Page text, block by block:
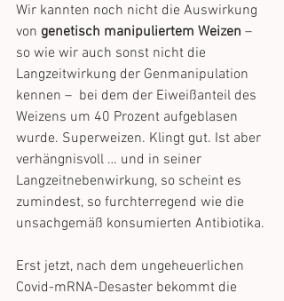
Wir kannten noch nicht die Auswirkung
von genetisch manipuliertem Weizen –
so wie wir auch sonst nicht die
Langzeitwirkung der Genmanipulation
kennen –  bei dem der Eiweißanteil des
Weizens um 40 Prozent aufgeblasen
wurde. Superweizen. Klingt gut. Ist aber
verhängnisvoll … und in seiner
Langzeitnebenwirkung, so scheint es
zumindest, so furchterregend wie die
unsachgemäß konsumierten Antibiotika.
Erst jetzt, nach dem ungeheuerlichen
Covid-mRNA-Desaster bekommt die